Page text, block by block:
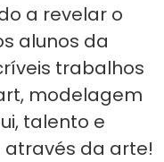
a revelar o
alunos da
trabalhos
modelagem
talento e
da arte!